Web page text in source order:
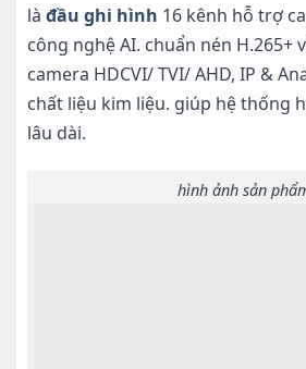
là đầu ghi hình 16 kênh hỗ trợ
công nghệ AI. chuẩn nén H.265+
camera HDCVI/ TVI/ AHD, IP &
chất liệu kim liệu. giúp hệ thống
lâu dài.
hình ảnh sản